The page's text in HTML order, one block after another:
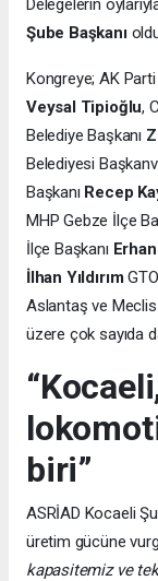
Şube Başkanı
Kongreye; AK
Veysal Tipioğlu,
Belediye Başkanı
Belediyesi
Başkanı Recep
MHP Gebze İlçe
İlçe Başkanı
İlhan Yıldırım
Aslantaş ve Meclis
üzere çok sayıda
biri”
ASRİAD Kocaeli
üretim gücüne
kapasitemiz ve